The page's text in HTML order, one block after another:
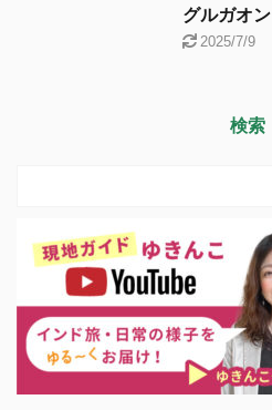
グルガオン
2025/7/9
検索